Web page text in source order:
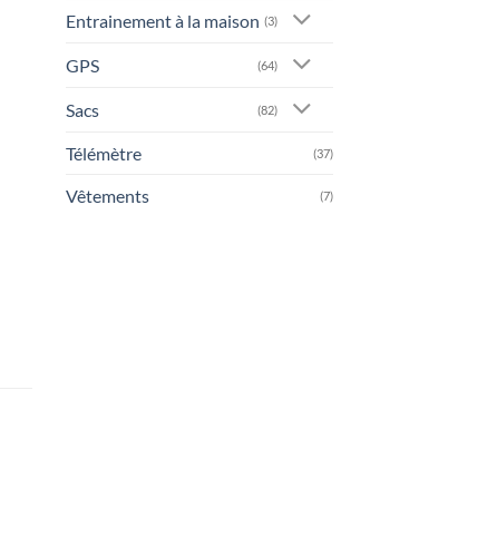
Entrainement à la maison (3)
GPS (64)
Sacs (82)
Télémètre (37)
Vêtements (7)